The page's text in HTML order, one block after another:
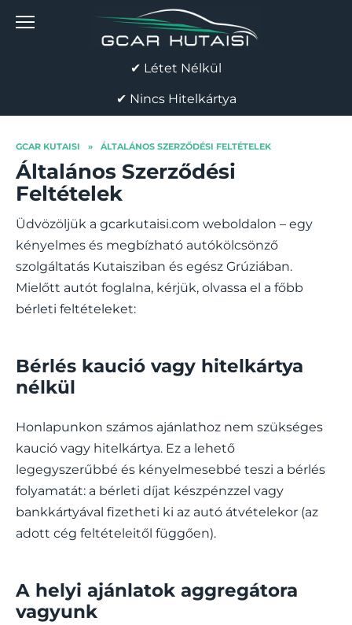
✔ Létet Nélkül
✔ Nincs Hitelkártya
GCAR KUTAISI » ÁLTALÁNOS SZERZŐDÉSI FELTÉTELEK
Általános Szerződési
Feltételek
Üdvözöljük a gcarkutaisi.com weboldalon – egy
kényelmes és megbízható autókölcsönző
szolgáltatás Kutaisziban és egész Grúziában.
Mielőtt autót foglalna, kérjük, olvassa el a főbb
bérleti feltételeket:
Bérlés kaució vagy hitelkártya
nélkül
Honlapunkon számos ajánlathoz nem szükséges
kaució vagy hitelkártya. Ez a lehető
legegyszerűbbé és kényelmesebbé teszi a bérlés
folyamatát: a bérleti díjat készpénzzel vagy
bankkártyával fizetheti ki az autó átvételekor (az
adott cég feltételeitől függően).
A helyi ajánlatok aggregátora
vagyunk